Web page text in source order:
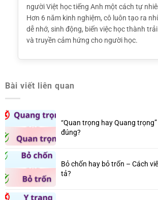
người Việt học tiếng Anh một cách tự
Hơn 6 năm kinh nghiệm, cô luôn tạo ra
dễ nhớ, sinh động, biến việc học thành
và truyền cảm hứng cho người học.
Bài viết liên quan
“Quan trọng hay Quang
đúng?
Bỏ chốn hay bỏ trốn – Cách
tả?